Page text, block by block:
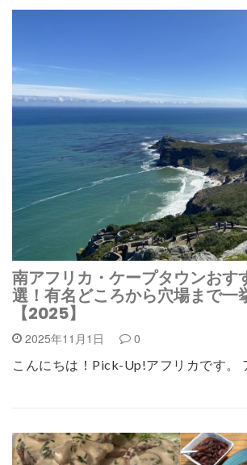
南アフリカ・ケープタウンおす
選！有名どころから穴場まで一
【2025】
2025年11月1日 0
こんにちは！Pick-Up!アフリカです。